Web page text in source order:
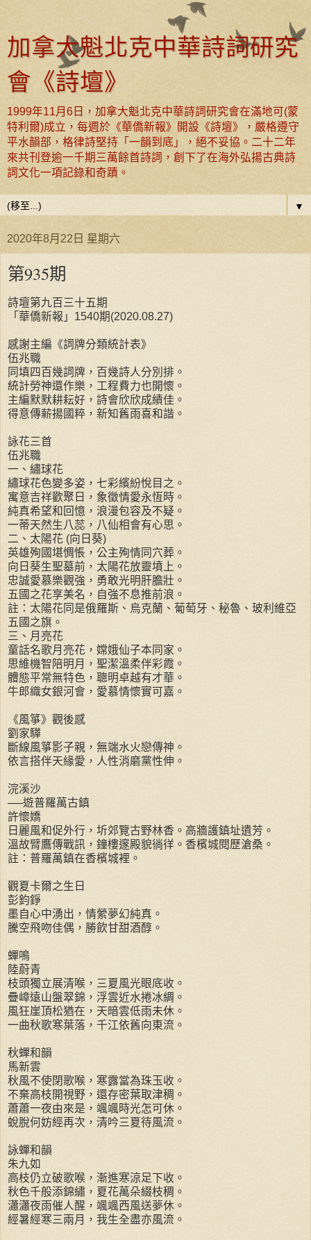
加拿大魁北克中華詩詞研究
會《詩壇》
1999年11月6日，加拿大魁北克中華詩詞研究會在滿地可(蒙
特利爾)成立，每週於《華僑新報》開設《詩壇》，嚴格遵守
平水韻部，格律詩堅持「一韻到底」，絕不妥協。二十二年
來共刊登逾一千期三萬餘首詩詞，創下了在海外弘揚古典詩
詞文化一項記錄和奇蹟。
▼
2020年8月22日 星期六
第935期
詩壇第九百三十五期
「華僑新報」1540期(2020.08.27)
感謝主編《詞牌分類統計表》
伍兆職
同填四百幾詞牌，百幾詩人分別排。
統計勞神還作樂，工程費力也開懷。
主編默默耕耘好，詩會欣欣成績佳。
得意傳薪揚國粹，新知舊雨喜和諧。
詠花三首
伍兆職
一、繡球花
繡球花色變多姿，七彩繽紛悅目之。
寓意吉祥歡聚日，象徵情愛永恆時。
純真希望和回憶，浪漫包容及不疑。
一蒂天然生八蕊，八仙相會有心思。
二、太陽花 (向日葵)
英雄殉國堪惆悵，公主殉情同穴葬。
向日葵生聖墓前，太陽花放靈墳上。
忠誠愛慕樂觀強，勇敢光明肝膽壯。
五國之花享美名，自強不息推前浪。
註：太陽花同是俄羅斯、烏克蘭、葡萄牙、秘魯、玻利維亞
五國之旗。
三、月亮花
童話名歌月亮花，嫦娥仙子本同家。
思維機智陪明月，聖潔溫柔伴彩霞。
體態平常無特色，聰明卓越有才華。
牛郎織女銀河會，愛慕情懷實可嘉。
《風箏》觀後感
劉家驊
斷線風箏影子親，無端水火戀傳神。
依言搭伴天緣愛，人性消磨黨性伸。
浣溪沙
──遊普羅萬古鎮
許懷嬌
日麗風和促外行，圻郊覽古野林香。高牆護鎮址遺芳。
溫故臂鷹傳戰訊，鐘樓邃殿貌徜徉。香檳城閱歷滄桑。
註：普羅萬鎮在香檳城裡。
觀夏卡爾之生日
彭鈞錚
墨自心中湧出，情縈夢幻純真。
騰空飛吻佳偶，勝飲甘甜酒醇。
蟬鳴
陸蔚青
枝頭獨立展清喉，三夏風光眼底收。
疊嶂遠山盤翠錦，浮雲近水捲冰綢。
風狂崖頂松猶在，天暗雲低雨未休。
一曲秋歌寒葉落，千江依舊向東流。
秋蟬和韻
馬新雲
秋風不使閉歌喉，寒露當為珠玉收。
不棄高枝開視野，還存密葉取津稠。
蕭蕭一夜由來是，颯颯時光怎可休。
蛻脫何妨經再次，清吟三夏待風流。
詠蟬和韻
朱九如
高枝仍立破歌喉，漸進寒涼足下收。
秋色千般添錦繡，夏花萬朵綴枝稠。
瀟瀟夜雨催人醒，颯颯西風送夢休。
經暑經寒三兩月，我生全盡亦風流。